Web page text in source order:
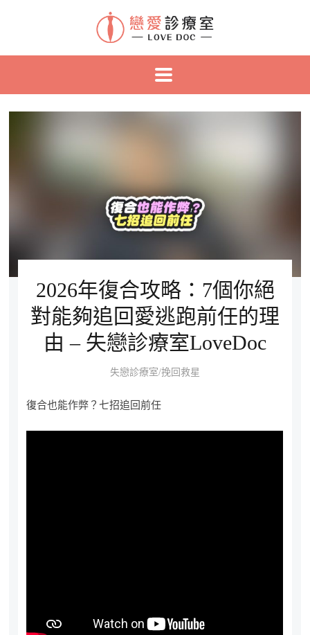
2026年復合攻略：7個你絕
對能夠追回愛逃跑前任的理
由 – 失戀診療室LoveDoc
失戀診療室/挽回救星
復合也能作弊？七招追回前任